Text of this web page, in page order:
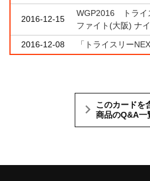
2016-12-15
WGP2016 トライ
ファイト(大阪) ナ
2016-12-08
「トライスリー
このカードを
商品のQ&A一